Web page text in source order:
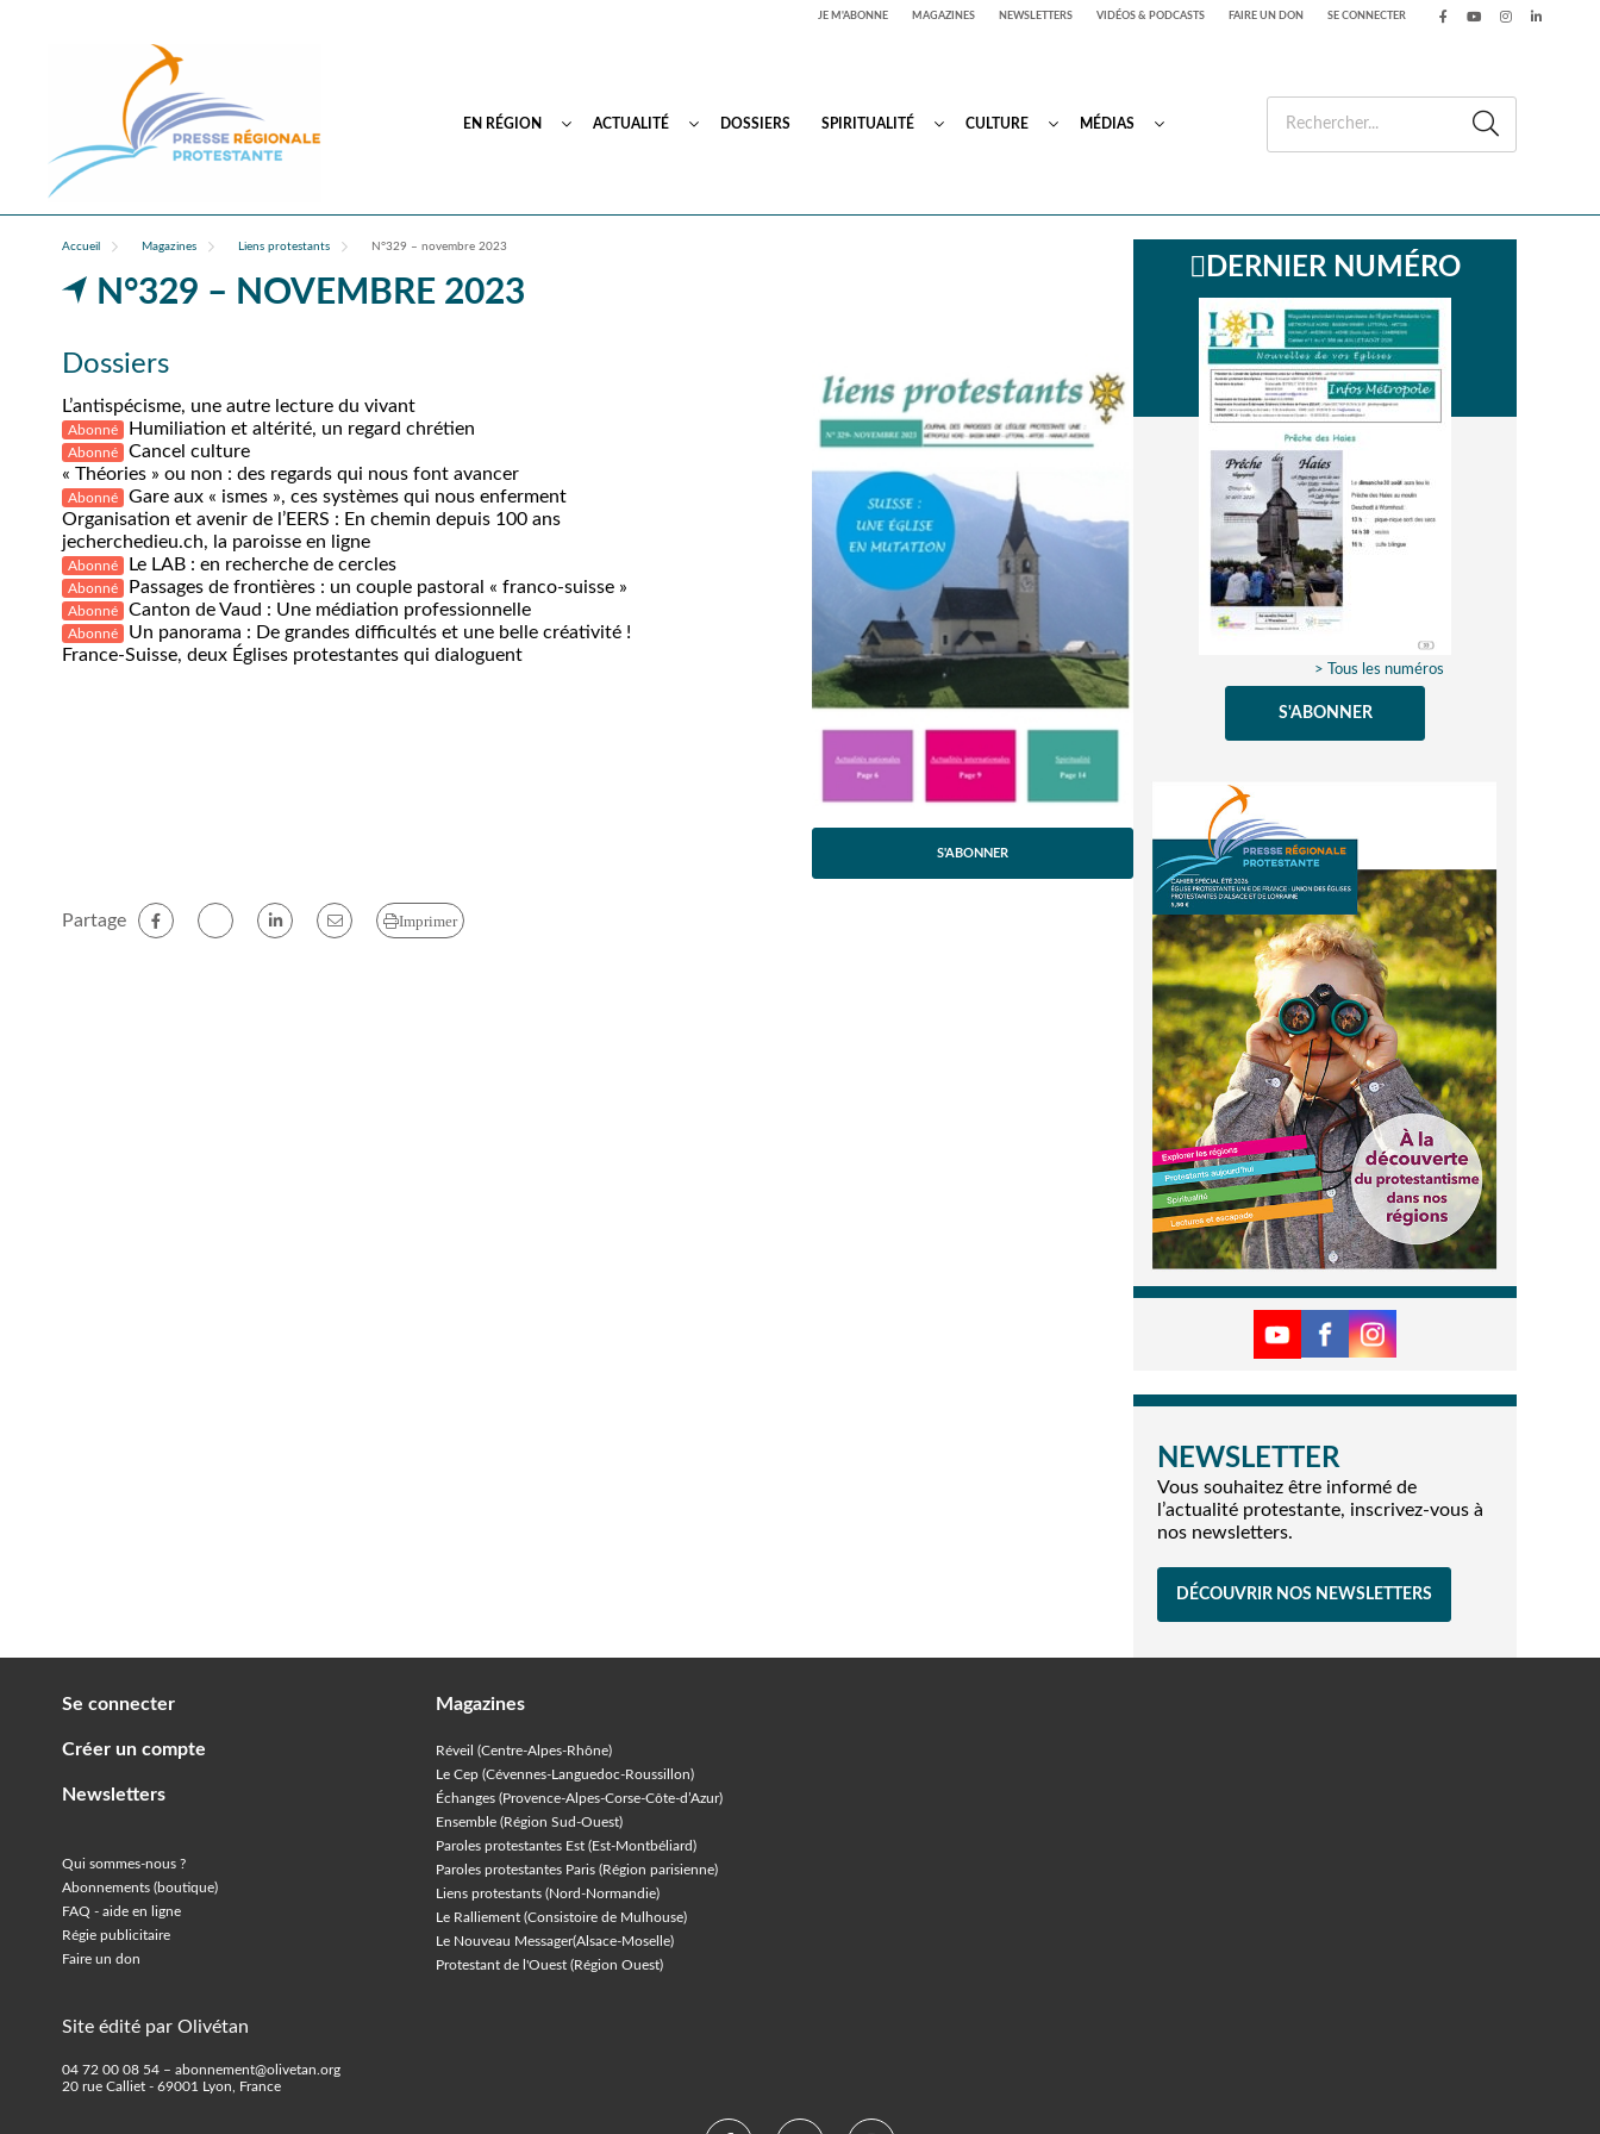
JE M'ABONNE MAGAZINES NEWSLETTERS VIDÉOS & PODCASTS FAIRE UN DON SE CONNECTER
EN RÉGION ACTUALITÉ DOSSIERS SPIRITUALITÉ CULTURE MÉDIAS
Accueil Magazines Liens protestants N°329 – novembre 2023
N°329 – NOVEMBRE 2023
Dossiers
L’antispécisme, une autre lecture du vivant
Abonné Humiliation et altérité, un regard chrétien
Abonné
Cancel culture
« Théories » ou non : des regards qui nous font avancer
Abonné
Gare aux « ismes », ces systèmes qui nous enferment
Organisation et avenir de l’EERS : En chemin depuis 100 ans
jecherchedieu.ch, la paroisse en ligne
Abonné Le LAB : en recherche de cercles
Abonné Passages de frontières : un couple pastoral « franco-suisse »
Abonné Canton de Vaud : Une médiation professionnelle
Abonné
Un panorama : De grandes difficultés et une belle créativité !
France-Suisse, deux Églises protestantes qui dialoguent
S'ABONNER
Partage Imprimer
DERNIER NUMÉRO
> Tous les numéros
S'ABONNER
NEWSLETTER
Vous souhaitez être informé de
l’actualité protestante, inscrivez-vous à
nos newsletters.
DÉCOUVRIR NOS NEWSLETTERS
Se connecter
Créer un compte
Newsletters
Qui sommes-nous ?
Abonnements (boutique)
FAQ - aide en ligne
Régie publicitaire
Faire un don
Site édité par Olivétan
04 72 00 08 54 – abonnement@olivetan.org
20 rue Calliet - 69001 Lyon, France
Magazines
Réveil (Centre-Alpes-Rhône)
Le Cep (Cévennes-Languedoc-Roussillon)
Échanges (Provence-Alpes-Corse-Côte-d’Azur)
Ensemble (Région Sud-Ouest)
Paroles protestantes Est (Est-Montbéliard)
Paroles protestantes Paris (Région parisienne)
Liens protestants (Nord-Normandie)
Le Ralliement (Consistoire de Mulhouse)
Le Nouveau Messager(Alsace-Moselle)
Protestant de l'Ouest (Région Ouest)